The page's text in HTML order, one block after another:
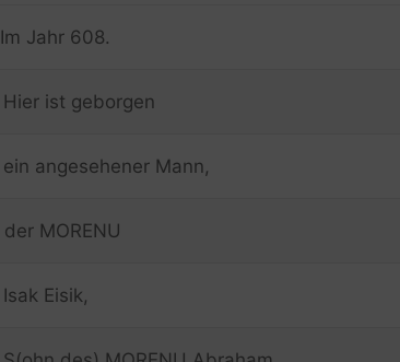
Im Jahr 608.
Hier ist geborgen
ein angesehener Mann,
der MORENU
Isak Eisik,